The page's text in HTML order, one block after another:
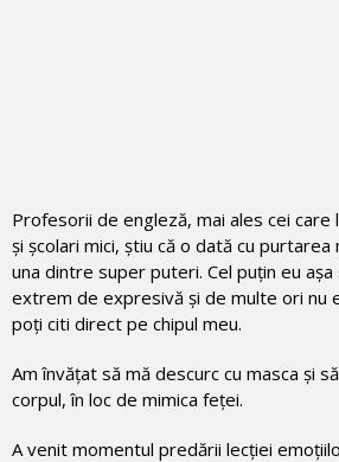
Profesorii de engleză, mai ales cei care
și școlari mici, știu că o dată cu
una dintre super puteri. Cel puțin eu
extrem de expresivă și de multe ori nu
poți citi direct pe chipul meu.
Am învățat să mă descurc cu masca și
corpul, în loc de mimica feței.
A venit momentul predării lecției